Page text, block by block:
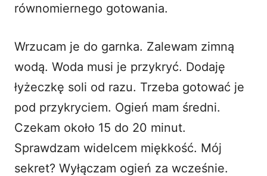
równomiernego gotowania.
Wrzucam je do garnka. Zalewam zimną
wodą. Woda musi je przykryć. Dodaję
łyżeczkę soli od razu. Trzeba gotować je
pod przykryciem. Ogień mam średni.
Czekam około 15 do 20 minut.
Sprawdzam widelcem miękkość. Mój
sekret? Wyłączam ogień za wcześnie.